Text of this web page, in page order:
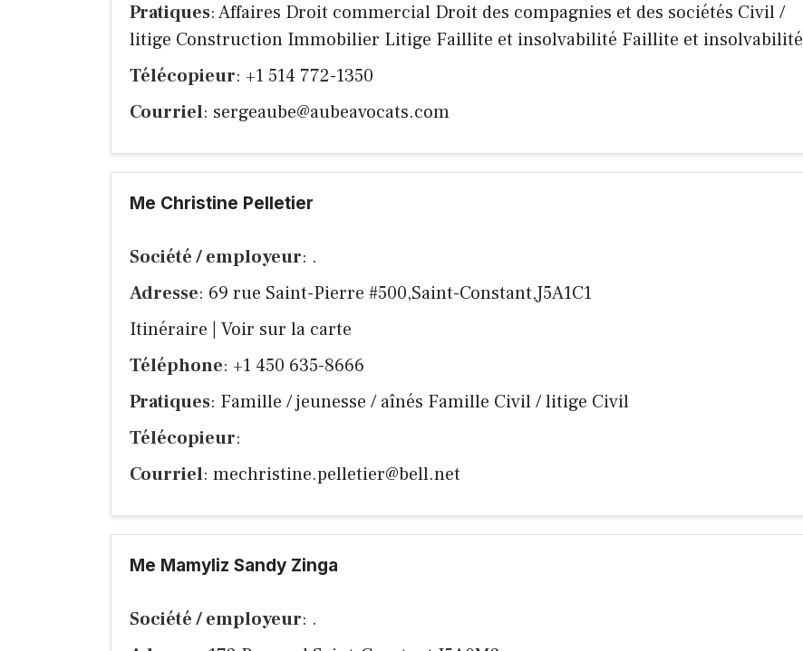
Pratiques: Affaires Droit commercial Droit des compagnies et des sociétés Civil /
litige Construction Immobilier Litige Faillite et insolvabilité Faillite et insolvabilité
Télécopieur: +1 514 772-1350
Courriel: sergeaube@aubeavocats.com
Me Christine Pelletier
Société / employeur: .
Adresse: 69 rue Saint-Pierre #500,Saint-Constant,J5A1C1
Itinéraire
Voir sur la carte
Téléphone: +1 450 635-8666
Pratiques: Famille / jeunesse / aînés Famille Civil / litige Civil
Télécopieur:
Courriel: mechristine.pelletier@bell.net
Me Mamyliz Sandy Zinga
Société / employeur: .